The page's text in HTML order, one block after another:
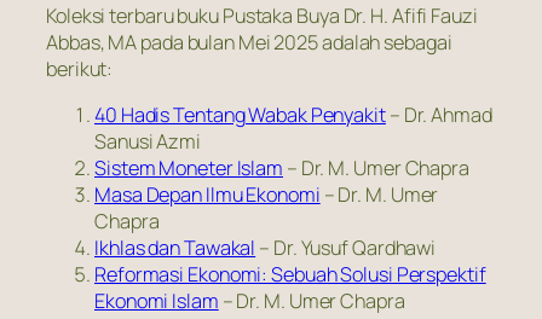
Koleksi terbaru buku Pustaka Buya Dr. H. Afifi Fauzi
Abbas, MA pada bulan Mei 2025 adalah sebagai
berikut:
40 Hadis Tentang Wabak Penyakit– Dr. Ahmad
Sanusi Azmi
Sistem Moneter Islam – Dr. M. Umer Chapra
Masa Depan Ilmu Ekonomi – Dr. M. Umer
Chapra
Ikhlas dan Tawakal – Dr. Yusuf Qardhawi
Reformasi Ekonomi: Sebuah Solusi Perspektif
Ekonomi Islam – Dr. M. Umer Chapra